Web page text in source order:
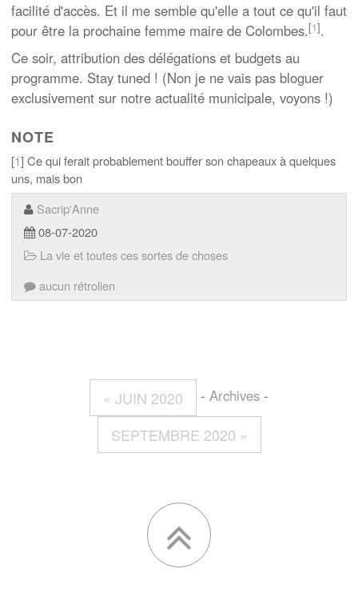
facilité d'accès. Et il me semble qu'elle a tout ce qu'il faut
pour être la prochaine femme maire de Colombes.[1].
Ce soir, attribution des délégations et budgets au
programme. Stay tuned ! (Non je ne vais pas bloguer
exclusivement sur notre actualité municipale, voyons !)
NOTE
[1] Ce qui ferait probablement bouffer son chapeaux à quelques
uns, mais bon
Sacrip'Anne
08-07-2020
La vie et toutes ces sortes de choses
aucun rétrolien
« JUIN 2020 - Archives -
SEPTEMBRE 2020 »